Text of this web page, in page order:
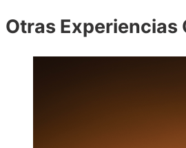
Otras Experiencias